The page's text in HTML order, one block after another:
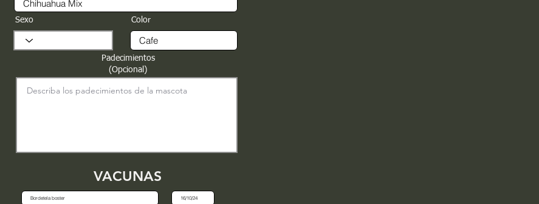
Sexo Color
Padecimientos
(Opcional)
VACUNAS